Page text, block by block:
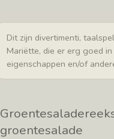
Dit zijn divertimenti,
Mariëtte, die er erg goed
eigenschappen en/of
groentesalade